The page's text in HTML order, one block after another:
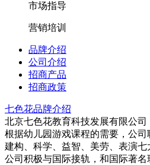
市场指导
营销培训
品牌介绍
公司介绍
招商产品
招商政策
七色花品牌介绍
北京七色花教育科技发展有限公
根据幼儿园游戏课程的需要，公
建构、科学、益智、美劳、表演
公司积极与国际接轨，和国际著名